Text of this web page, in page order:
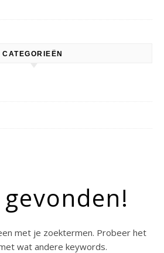
CATEGORIEËN
met je zoektermen. Probeer het
wat andere keywords.